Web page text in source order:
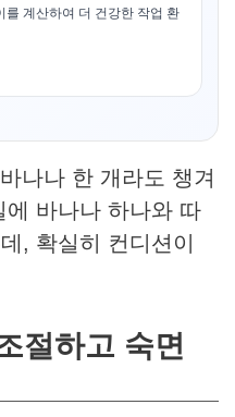
를 계산하여 더 건강한 작업 환
나나 한 개라도 챙겨
에 바나나 하나와 따
, 확실히 컨디션이
절하고 숙면